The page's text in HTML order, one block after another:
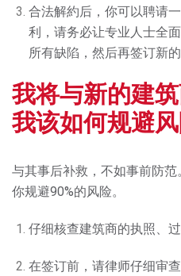
合法解約后，你可以聘请
利，请务必让专业人士全
所有缺陷，然后再签订新的
我将与新的建
我该如何规避风
与其事后补救，不如事前防
你规避90%的风险。
仔细核查建筑商的执照、
在签订前，请律师仔细审